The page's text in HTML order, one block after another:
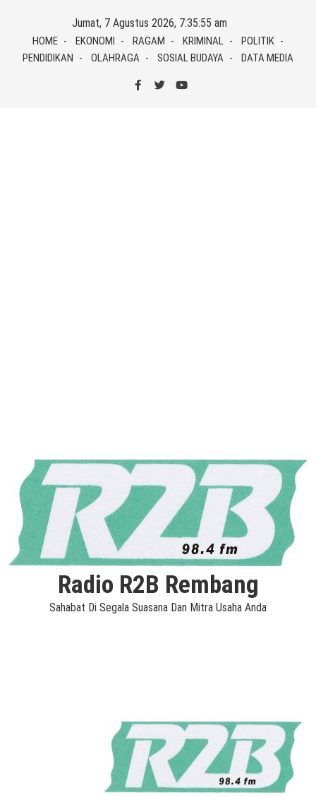
content
Jumat, 7 Agustus 2026, 7:35:55 am
HOME EKONOMI RAGAM KRIMINAL
POLITIK
PENDIDIKAN
OLAHRAGA SOSIAL BUDAYA DATA MEDIA
Radio R2B Rembang
Sahabat Di Segala Suasana Dan Mitra Usaha Anda